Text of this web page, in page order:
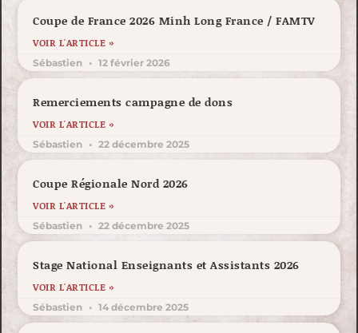
Coupe de France 2026 Minh Long France / FAMTV
VOIR L'ARTICLE »
Sébastien 12 février 2026
Remerciements campagne de dons
VOIR L'ARTICLE »
Sébastien 22 décembre 2025
Coupe Régionale Nord 2026
VOIR L'ARTICLE »
Sébastien 22 décembre 2025
Stage National Enseignants et Assistants 2026
VOIR L'ARTICLE »
Sébastien 14 décembre 2025